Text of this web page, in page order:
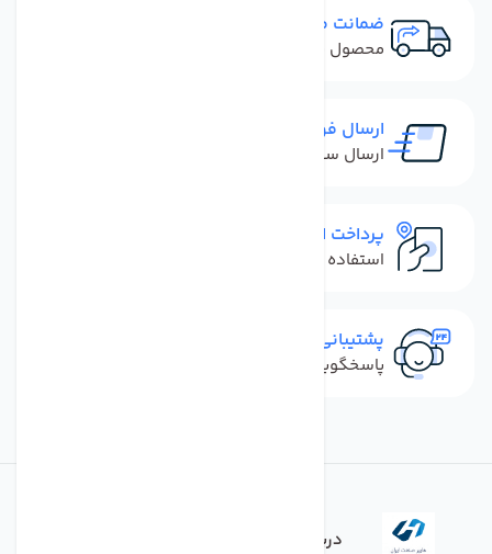
ضمانت مرجوعی
محصول نباید آسیب دیده باشد
ارسال فوری
ارسال سفارش در کمترین زمان ممکن
پرداخت امن
استفاده از روش‌های پرداخت امن
پشتیبانی سریع
پاسخگویی سریع به تماس‌ها و پیام‌ها
درباره فروشگاه